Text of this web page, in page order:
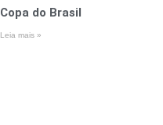
Copa do Brasil
Leia mais »